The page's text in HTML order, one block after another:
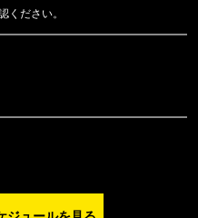
ください。